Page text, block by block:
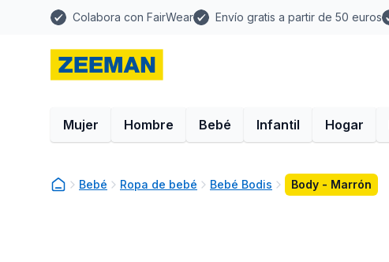
Colabora con FairWear Envío gratis a partir de 50 euros
Mujer Hombre Bebé Infantil Hogar
Bebé Ropa de bebé Bebé Bodis Body - Marrón